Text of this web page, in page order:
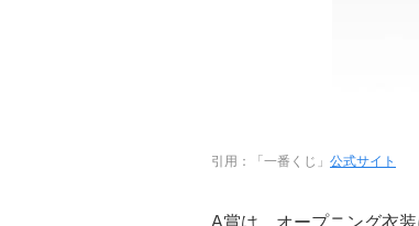
引用：「一番くじ」 公式サイト
A賞は、オープニング衣